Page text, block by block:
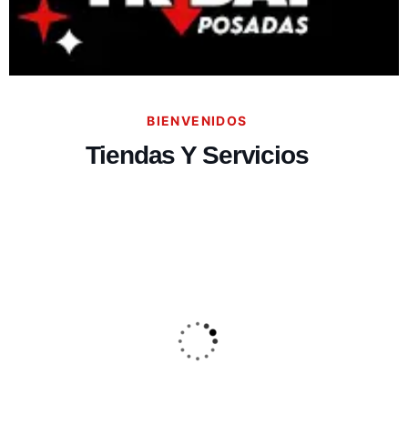
BIENVENIDOS
Tiendas Y Servicios